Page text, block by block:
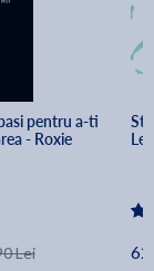
pentru a-ti
- Roxie
Lei